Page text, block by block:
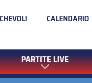
CALENDARIO
PARTITE LIVE